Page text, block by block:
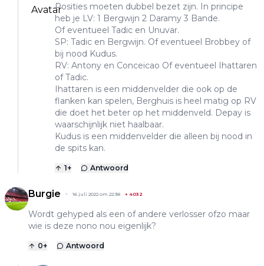
Posities moeten dubbel bezet zijn. In principe
heb je LV: 1 Bergwijn 2 Daramy 3 Bande.
Of eventueel Tadic en Unuvar.
SP: Tadic en Bergwijn. Of eventueel Brobbey of
bij nood Kudus.
RV: Antony en Conceicao Of eventueel Ihattaren
of Tadic.
Ihattaren is een middenvelder die ook op de
flanken kan spelen, Berghuis is heel matig op RV
die doet het beter op het middenveld. Depay is
waarschijnlijk niet haalbaar.
Kudus is een middenvelder die alleen bij nood in
de spits kan.
1+ Antwoord
Burgie 16 juli 2022 om 22:38 + 4032
Wordt gehyped als een of andere verlosser ofzo maar
wie is deze nono nou eigenlijk?
0+ Antwoord